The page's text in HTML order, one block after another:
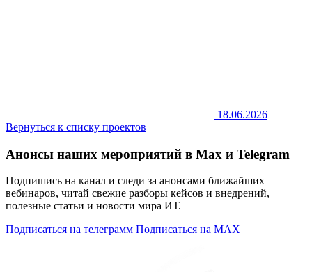
18.06.2026
Вернуться к списку проектов
Анонсы наших мероприятий в Max и Telegram
Подпишись на канал и следи за анонсами ближайших
вебинаров, читай свежие разборы кейсов и внедрений,
полезные статьи и новости мира ИТ.
Подписаться на телеграмм Подписаться на MAX